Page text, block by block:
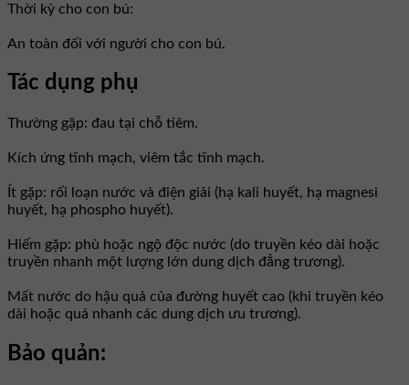
Thời kỳ cho con bú:
An toàn đối với người cho con bú.
Tác dụng phụ
Thường gặp: đau tại chỗ tiêm.
Kích ứng tĩnh mạch, viêm tắc tĩnh mạch.
Ít gặp: rối loạn nước và điện giải (hạ kali huyết, hạ magnesi
huyết, hạ phospho huyết).
Hiếm gặp: phù hoặc ngộ độc nước (do truyền kéo dài hoặc
truyền nhanh một lượng lớn dung dịch đẳng trương).
Mất nước do hậu quả của đường huyết cao (khi truyền kéo
dài hoặc quá nhanh các dung dịch ưu trương).
Bảo quản: